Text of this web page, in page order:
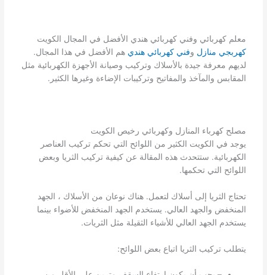
معلم كهربائي وفني كهربائي هندي الأفضل في المجال الكويت
كهربجي منازل وفني كهربائي هندي هم الأفضل في هذا المجال.
لديهم معرفة جيدة بالأسلاك وتركيب وصيانة الأجهزة الكهربائية مثل
المقابس والمآخذ والمفاتيح وتركيبات الإضاءة وغيرها الكثير.
مصلح كهرباء المنازل وكهربائي رخيص الكويت
يوجد في الكويت الكثير من اللوائح التي تحكم تركيب العناصر
الكهربائية. ستتحدث هذه المقالة عن كيفية تركيب الثريا وبعض
اللوائح التي تحكمها.
تحتاج الثريا إلى أسلاك لتعمل. هناك نوعان من الأسلاك ، الجهد
المنخفض والجهد العالي. يستخدم الجهد المنخفض للأضواء بينما
يستخدم الجهد العالي للأشياء الثقيلة مثل الثريات.
يتطلب تركيب الثريا اتباع بعض اللوائح: